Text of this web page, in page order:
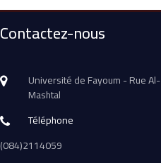
Contactez-nous
Université de Fayoum - Rue Al-
Mashtal
Téléphone
(084)2114059